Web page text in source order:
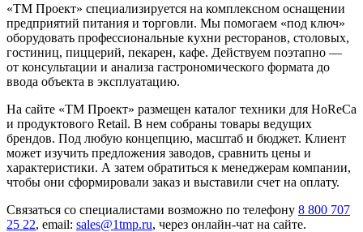
«ТМ Проект» специализируется на комплексном оснащении
предприятий питания и торговли. Мы помогаем «под ключ»
оборудовать профессиональные кухни ресторанов, столовых,
гостиниц, пиццерий, пекарен, кафе. Действуем поэтапно —
от консультации и анализа гастрономического формата до
ввода объекта в эксплуатацию.
На сайте «ТМ Проект» размещен каталог техники для HoReCa
и продуктового Retail. В нем собраны товары ведущих
брендов. Под любую концепцию, масштаб и бюджет. Клиент
может изучить предложения заводов, сравнить цены и
характеристики. А затем обратиться к менеджерам компании,
чтобы они сформировали заказ и выставили счет на оплату.
Связаться со специалистами возможно по телефону 8 800 707
25 22, email: sales@1tmp.ru, через онлайн-чат на сайте.